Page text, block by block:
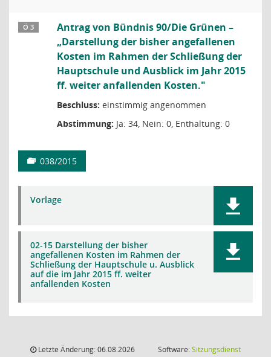
Ö 3
Antrag von Bündnis 90/Die Grünen –
„Darstellung der bisher angefallenen
Kosten im Rahmen der Schließung der
Hauptschule und Ausblick im Jahr 2015
ff. weiter anfallenden Kosten."
Beschluss: einstimmig angenommen
Abstimmung: Ja: 34, Nein: 0, Enthaltung: 0
038/2015
Vorlage
02-15 Darstellung der bisher
angefallenen Kosten im Rahmen der
Schließung der Hauptschule u. Ausblick
auf die im Jahr 2015 ff. weiter
anfallenden Kosten
Letzte Änderung: 06.08.2026
Software:Sitzungsdienst